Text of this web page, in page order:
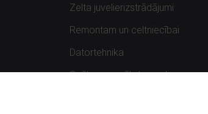
Zelta juvelierizstrādājumi
Remontam un celtniecībai
Datortehnika
Spēles un spēļu konsoles